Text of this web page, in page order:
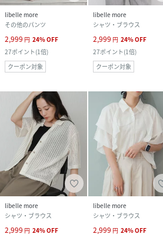
libelle more
その他のパンツ
2,999 円 24%OFF
27ポイント(1倍)
クーポン対象
libelle more
シャツ・ブラウス
2,999 円 24%OFF
27ポイント(1倍)
クーポン対象
libelle more
シャツ・ブラウス
2,999 円 24%OFF
libelle more
シャツ・ブラウス
2,999 円 24%OFF